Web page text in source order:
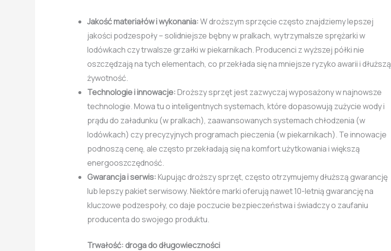
Jakość materiałów i wykonania:W droższym sprzęcie często znajdziemy lepszej
jakości podzespoły – solidniejsze bębny w pralkach, wytrzymalsze sprężarki w
lodówkach czy trwalsze grzałki w piekarnikach. Producenci z wyższej półki nie
oszczędzają na tych elementach, co przekłada się na mniejsze ryzyko awarii i dłuższą
żywotność.
Technologie i innowacje:Droższy sprzęt jest zazwyczaj wyposażony w najnowsze
technologie. Mowa tu o inteligentnych systemach, które dopasowują zużycie wody i
prądu do załadunku (w pralkach), zaawansowanych systemach chłodzenia (w
lodówkach) czy precyzyjnych programach pieczenia (w piekarnikach). Te innowacje
podnoszą cenę, ale często przekładają się na komfort użytkowania i większą
energooszczędność.
Gwarancja i serwis:Kupując droższy sprzęt, często otrzymujemy dłuższą gwarancję
lub lepszy pakiet serwisowy. Niektóre marki oferują nawet 10-letnią gwarancję na
kluczowe podzespoły, co daje poczucie bezpieczeństwa i świadczy o zaufaniu
producenta do swojego produktu.
Trwałość: droga do długowieczności